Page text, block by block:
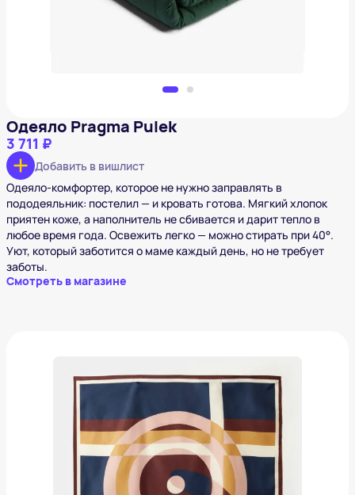
Одеяло Pragma Pulek
3 711 ₽
Добавить в вишлист
Одеяло-комфортер, которое не нужно заправлять в
пододеяльник: постелил — и кровать готова. Мягкий хлопок
приятен коже, а наполнитель не сбивается и дарит тепло в
любое время года. Освежить легко — можно стирать при 40°.
Уют, который заботится о маме каждый день, но не требует
заботы.
Смотреть в магазине
Платок Mango